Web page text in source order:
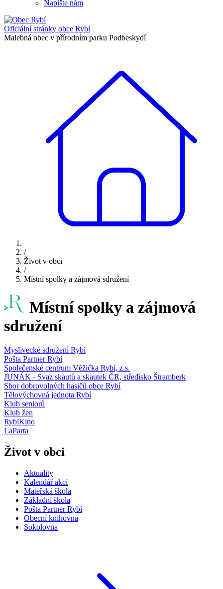
Napište nám
Oficiální stránky obce Rybí
Malebná obec v přírodním parku Podbeskydí
/
Život v obci
/
Místní spolky a zájmová sdružení
Místní spolky a zájmová
sdružení
Myslivecké sdružení Rybí
Pošta Partner Rybí
Společenské centrum Věžička Rybí, z.s.
JUNÁK - Svaz skautů a skautek ČR, středisko Štramberk
Sbor dobrovolných hasičů obce Rybí
Tělovýchovná jednota Rybí
Klub seniorů
Klub žen
RybiKino
LaParta
Život v obci
Aktuality
Kalendář akcí
Mateřská škola
Základní škola
Pošta Partner Rybí
Obecní knihovna
Sokolovna